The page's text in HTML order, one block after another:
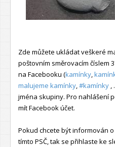
Zde můžete ukládat veškeré
poštovním směrovacím číslem
na Facebooku (kamínky
malujeme kamínky #kamínky
jména skupiny. Pro nahlášení
mít Facebook účet.
Pokud chcete být informován
tímto PSČ, tak se přihlaste ke